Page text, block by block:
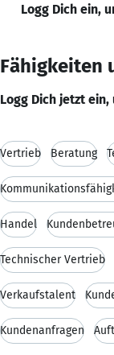
Logg Dich ein,
Fähigkeiten
Logg Dich jetzt
Vertrieb Beratung
Handel
Technischer Vertrieb
Verkaufstalent
Kundenanfragen